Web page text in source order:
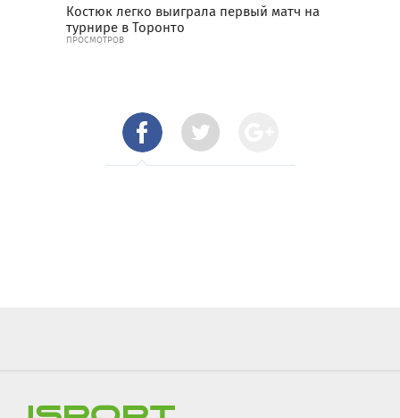
Костюк легко выиграла первый матч на
турнире в Торонто
ПРОСМОТРОВ